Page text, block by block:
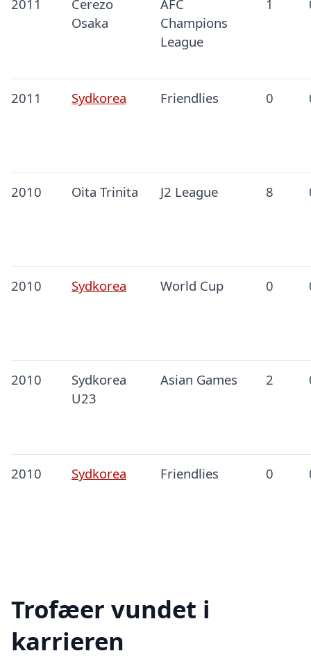
2011
Cerezo
Osaka
AFC
Champions
League
1
2011 Sydkorea Friendlies 0
2010 Oita Trinita J2 League 8
2010 Sydkorea World Cup 0
2010
Sydkorea
U23
Asian Games 2
2010 Sydkorea Friendlies 0
Trofæer vundet i
karrieren